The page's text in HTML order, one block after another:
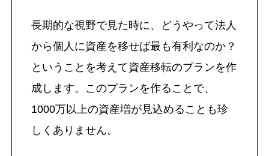
長期的な視野で見た時に、どうやって法人
から個人に資産を移せば最も有利なのか？
ということを考えて資産移転のプランを作
成します。このプランを作ることで、
1000万以上の資産増が見込めることも珍
しくありません。